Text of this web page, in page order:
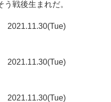
戦後生まれだ。
2021.11.30(Tue)
2021.11.30(Tue)
2021.11.30(Tue)